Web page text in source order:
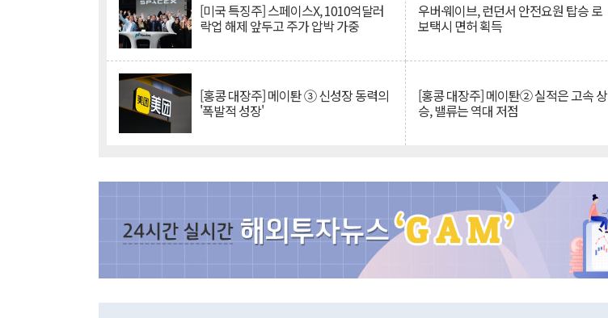
[미국 특징주] 스페이스X, 1010억달러
락업 해제 앞두고 주가 압박 가중
우버·웨이브, 런던서 안전요원 탑승 로
보택시 면허 획득
[홍콩 대장주] 메이퇀 ③ 신성장 동력의
'폭발적 성장'
[홍콩 대장주] 메이퇀② 실적은 고속 상
승, 밸류는 역대 저점